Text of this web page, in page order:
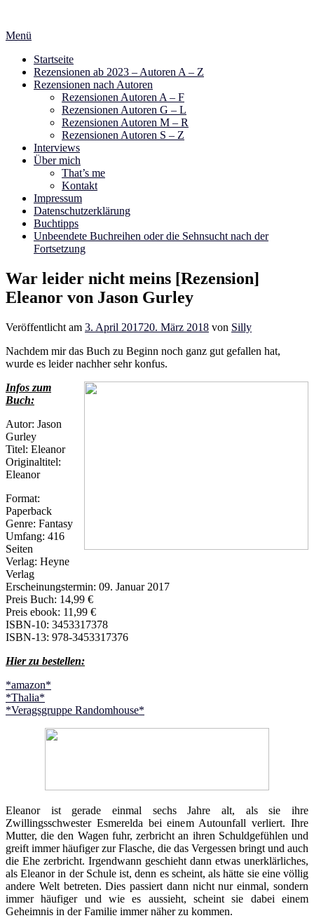
springen
Menü
Startseite
Rezensionen ab 2023 – Autoren A – Z
Rezensionen nach Autoren
Rezensionen Autoren A – F
Rezensionen Autoren G – L
Rezensionen Autoren M – R
Rezensionen Autoren S – Z
Interviews
Über mich
That’s me
Kontakt
Impressum
Datenschutzerklärung
Buchtipps
Unbeendete Buchreihen oder die Sehnsucht nach der
Fortsetzung
War leider nicht meins [Rezension]
Eleanor von Jason Gurley
Veröffentlicht am 3. April 201720. März 2018 von Silly
Nachdem mir das Buch zu Beginn noch ganz gut gefallen hat,
wurde es leider nachher sehr konfus.
Infos zum
Buch:
Autor: Jason
Gurley
Titel: Eleanor
Originaltitel:
Eleanor
Format:
Paperback
Genre: Fantasy
Umfang: 416
Seiten
Verlag: Heyne
Verlag
Erscheinungstermin: 09. Januar 2017
Preis Buch: 14,99 €
Preis ebook: 11,99 €
ISBN-10: 3453317378
ISBN-13: 978-3453317376
Hier zu bestellen:
*amazon*
*Thalia*
*Veragsgruppe Randomhouse*
Eleanor ist gerade einmal sechs Jahre alt, als sie ihre
Zwillingsschwester Esmerelda bei einem Autounfall verliert. Ihre
Mutter, die den Wagen fuhr, zerbricht an ihren Schuldgefühlen und
greift immer häufiger zur Flasche, die das Vergessen bringt und auch
die Ehe zerbricht. Irgendwann geschieht dann etwas unerklärliches,
als Eleanor in der Schule ist, denn es scheint, als hätte sie eine völlig
andere Welt betreten. Dies passiert dann nicht nur einmal, sondern
immer häufiger und wie es aussieht, scheint sie dabei einem
Geheimnis in der Familie immer näher zu kommen.